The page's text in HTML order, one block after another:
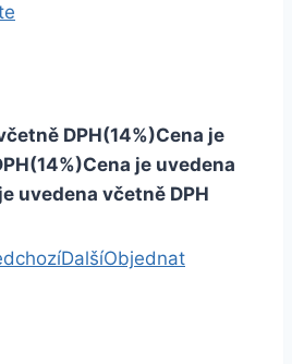
DPH(14%)Cena je
Cena je uvedena
uvedena včetně DPH
DalšíObjednat